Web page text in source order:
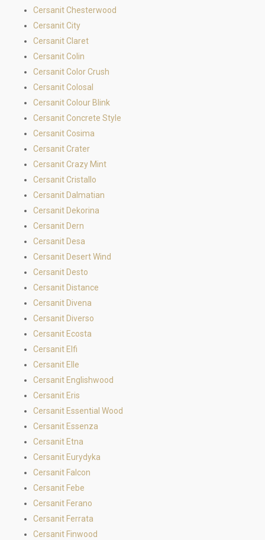
Cersanit Chesterwood
Cersanit City
Cersanit Claret
Cersanit Colin
Cersanit Color Crush
Cersanit Colosal
Cersanit Colour Blink
Cersanit Concrete Style
Cersanit Cosima
Cersanit Crater
Cersanit Crazy Mint
Cersanit Cristallo
Cersanit Dalmatian
Cersanit Dekorina
Cersanit Dern
Cersanit Desa
Cersanit Desert Wind
Cersanit Desto
Cersanit Distance
Cersanit Divena
Cersanit Diverso
Cersanit Ecosta
Cersanit Elfi
Cersanit Elle
Cersanit Englishwood
Cersanit Eris
Cersanit Essential Wood
Cersanit Essenza
Cersanit Etna
Cersanit Eurydyka
Cersanit Falcon
Cersanit Febe
Cersanit Ferano
Cersanit Ferrata
Cersanit Finwood